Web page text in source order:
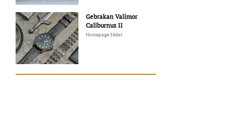
Gebrakan Valimor
Caliburnus II
Homepage Slider